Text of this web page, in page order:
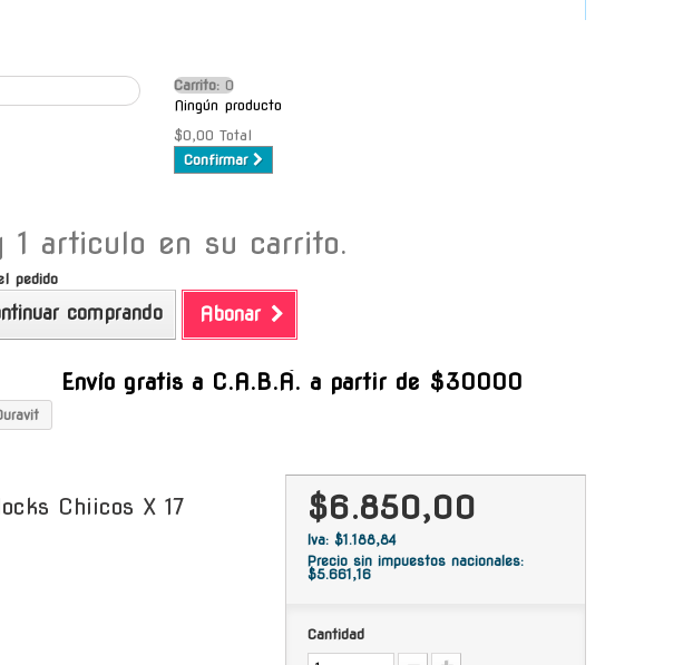
Carrito: O
Ningún producto
$0,00 Total
Confirmar
1 articulo en su carrito.
pedido
comprando Abonar
-
Envío gratis a C.A.B.A. a partir de $30000
Chiicos X 17
$6.850,00
Iva: $1.188,84
Precio sin impuestos nacionales:
$5.661,16
Cantidad